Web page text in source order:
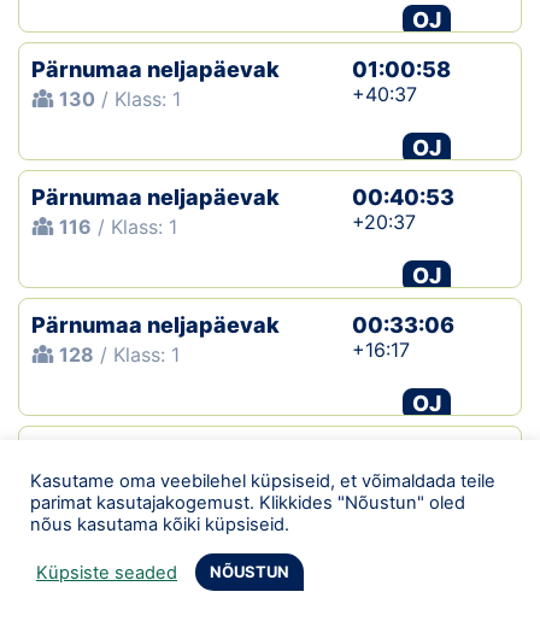
OJ
Pärnumaa neljapäevak
130 / Klass: 1
01:00:58
+40:37
OJ
Pärnumaa neljapäevak
116 / Klass: 1
00:40:53
+20:37
OJ
Pärnumaa neljapäevak
128 / Klass: 1
00:33:06
+16:17
OJ
135/ Klass: 1 +14:56
OK West AV ja Pärnumaa MV
Kasutame oma veebilehel küpsiseid, et võimaldada teile
parimat kasutajakogemust. Klikkides "Nõustun" oled
nõus kasutama kõiki küpsiseid.
Küpsiste seaded NÕUSTUN